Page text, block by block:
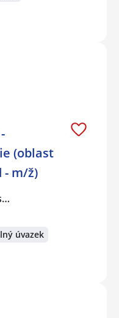
(oblast
- m/ž)
úvazek